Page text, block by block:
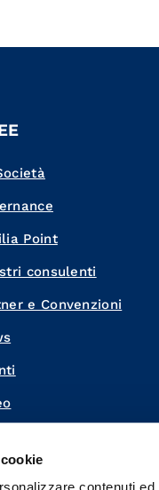
Point
consulenti
e Convenzioni